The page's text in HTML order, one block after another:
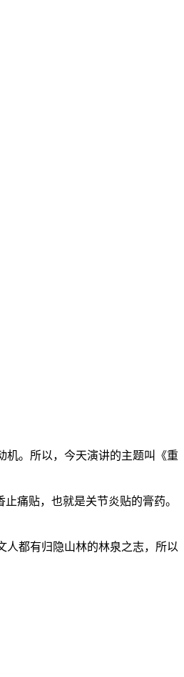
机。所以，今天演讲的主题叫《重
痛贴，也就是关节炎贴的膏药。
人都有归隐山林的林泉之志，所以